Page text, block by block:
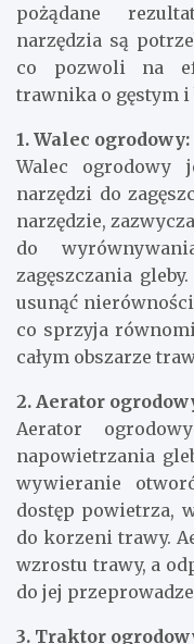
pożądane
narzędzia są
co pozwoli na
trawnika o gęstym
1. Walec ogrodowy:
Walec ogrodowy
narzędzi do
narzędzie,
do
zagęszczania
usunąć
co sprzyja
całym obszarze
2. Aerator
Aerator
napowietrzania
wywieranie
dostęp powietrza,
do korzeni trawy.
wzrostu trawy, a
do jej
3. Traktor